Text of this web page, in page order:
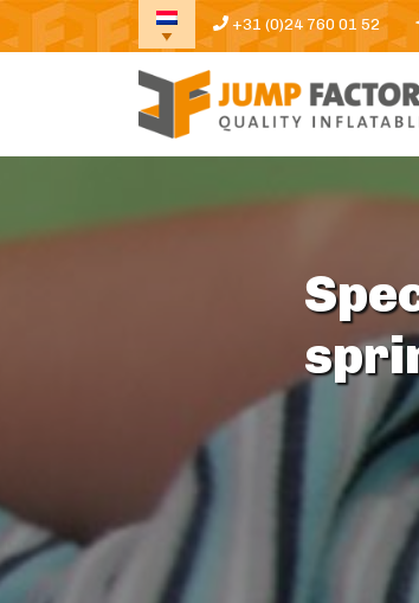
+31 (0)24 760 01 52